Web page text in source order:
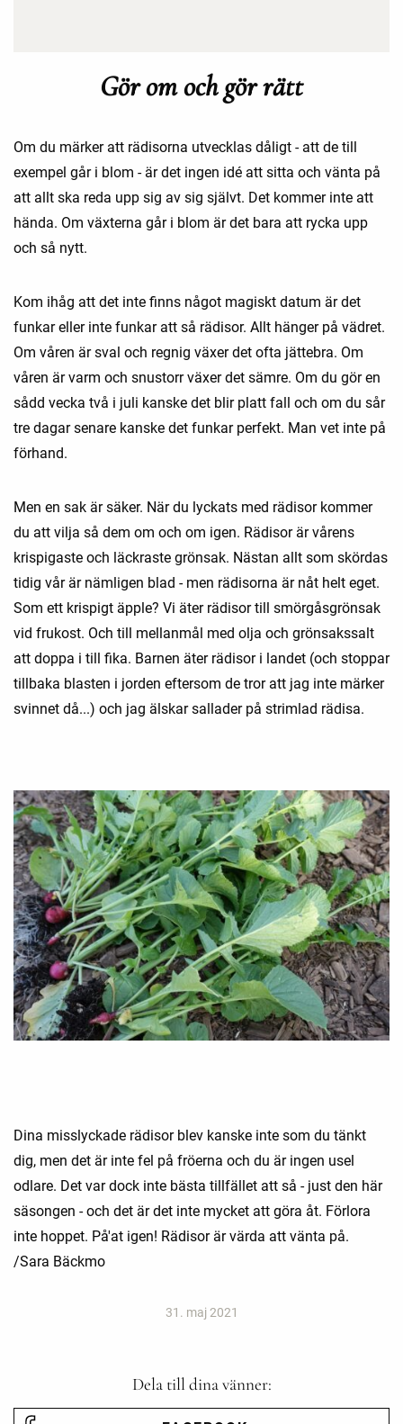
Gör om och gör rätt
Om du märker att rädisorna utvecklas dåligt - att de till
exempel går i blom - är det ingen idé att sitta och vänta på
att allt ska reda upp sig av sig självt. Det kommer inte att
hända. Om växterna går i blom är det bara att rycka upp
och så nytt.
Kom ihåg att det inte finns något magiskt datum är det
funkar eller inte funkar att så rädisor. Allt hänger på vädret.
Om våren är sval och regnig växer det ofta jättebra. Om
våren är varm och snustorr växer det sämre. Om du gör en
sådd vecka två i juli kanske det blir platt fall och om du sår
tre dagar senare kanske det funkar perfekt. Man vet inte på
förhand.
Men en sak är säker. När du lyckats med rädisor kommer
du att vilja så dem om och om igen. Rädisor är vårens
krispigaste och läckraste grönsak. Nästan allt som skördas
tidig vår är nämligen blad - men rädisorna är nåt helt eget.
Som ett krispigt äpple? Vi äter rädisor till smörgåsgrönsak
vid frukost. Och till mellanmål med olja och grönsakssalt
att doppa i till fika. Barnen äter rädisor i landet (och stoppar
tillbaka blasten i jorden eftersom de tror att jag inte märker
svinnet då...) och jag älskar sallader på strimlad rädisa.
Dina misslyckade rädisor blev kanske inte som du tänkt
dig, men det är inte fel på fröerna och du är ingen usel
odlare. Det var dock inte bästa tillfället att så - just den här
säsongen - och det är det inte mycket att göra åt. Förlora
inte hoppet. På'at igen! Rädisor är värda att vänta på.
/Sara Bäckmo
31. maj 2021
Dela till dina vänner: